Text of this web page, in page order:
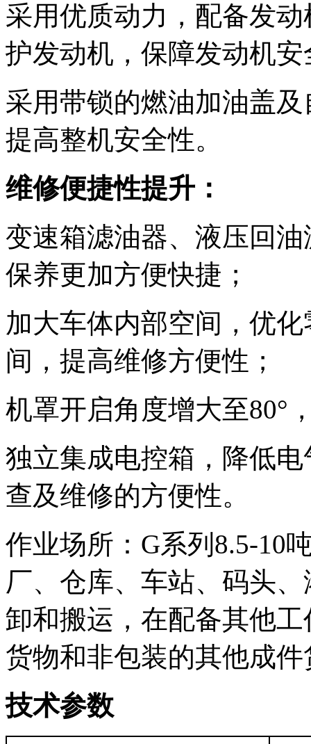
采用优质动力，配备发
护发动机，保障发动机
采用带锁的燃油加油盖
提高整机安全性。
维修便捷性提升：
变速箱滤油器、液压回
保养更加方便快捷；
加大车体内部空间，优
间，提高维修方便性；
机罩开启角度增大至80°
独立集成电控箱，降低
查及维修的方便性。
作业场所：G系列8.5-10
厂、仓库、车站、码头
卸和搬运，在配备其他
货物和非包装的其他成
技术参数